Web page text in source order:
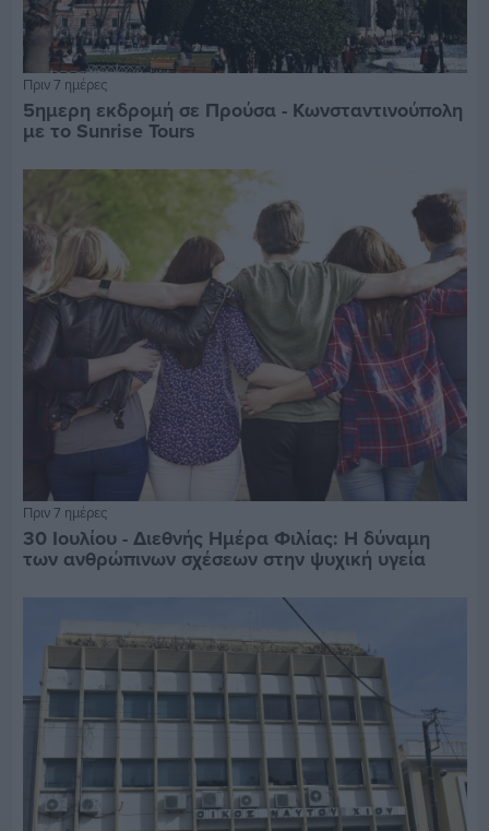
Πριν 7 ημέρες
5ημερη εκδρομή σε Προύσα - Κωνσταντινούπολη
με το Sunrise Tours
Πριν 7 ημέρες
30 Ιουλίου - Διεθνής Ημέρα Φιλίας: Η δύναμη
των ανθρώπινων σχέσεων στην ψυχική υγεία